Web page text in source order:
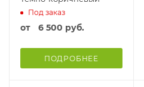
Под заказ
от 6 500 руб.
ПОДРОБНЕЕ